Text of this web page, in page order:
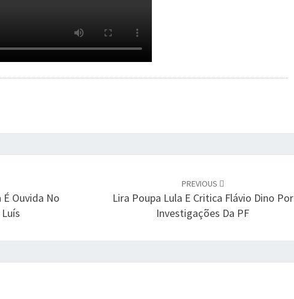
Ouvida No
PREVIOUS
Lira Poupa Lula E Critica Flávio Dino Por
Investigações Da PF